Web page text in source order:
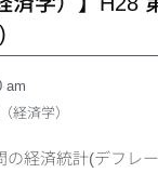
am
経済学）
の経済統計(デフレ